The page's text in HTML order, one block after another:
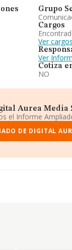
Grupo
Cargos
Ver
Ver
Cotiza
NO
Aurea Media
el Informe
DE DIGITAL